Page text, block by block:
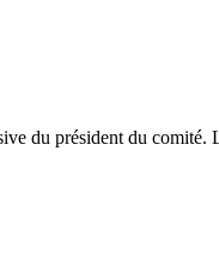
du président du comité.